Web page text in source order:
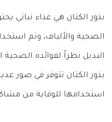
بذور الكتان هي غذاء نباتي
الصحية والألياف، وتم
البديل نظراً لفوائده
بذور الكتان تتوفر في صور
استخدامها للوقاية من